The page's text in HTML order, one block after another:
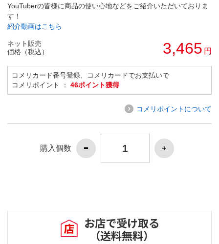
YouTuberの皆様に商品の使い心地などをご紹介いただいておりま
す！
紹介動画はこちら
ネット販売
価格（税込）
3,465 円
コメリカード番号登録、コメリカードでお支払いで
コメリポイント ： 46ポイント獲得
コメリポイントについて
購入個数
お店で受け取る
（送料無料）